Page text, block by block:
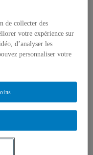
de collecter des
votre expérience sur
d’analyser les
personnaliser votre